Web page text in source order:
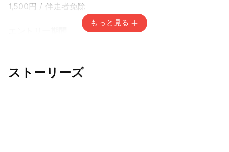
1,500円 / 伴走者免除
エントリー期間
先着方式
もっと見る
ストーリーズ